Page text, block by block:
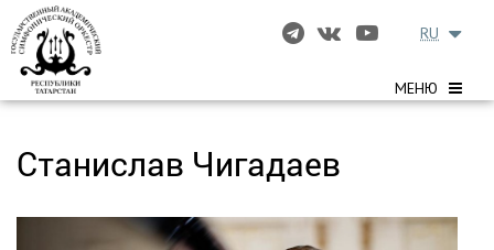
МЕНЮ
RU
Станислав Чигадаев